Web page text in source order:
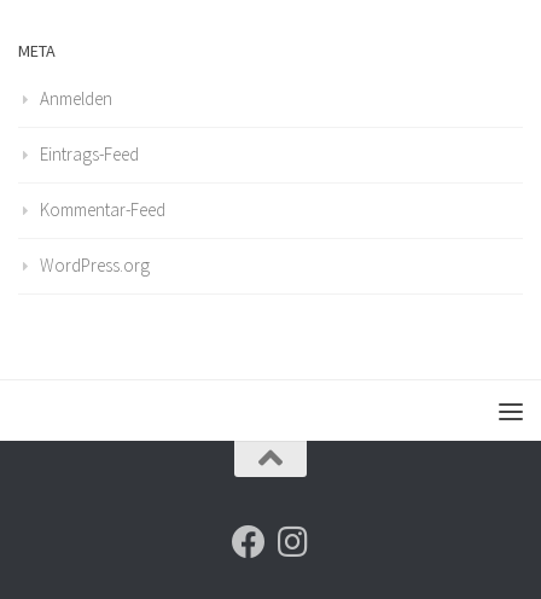
META
Anmelden
Eintrags-Feed
Kommentar-Feed
WordPress.org